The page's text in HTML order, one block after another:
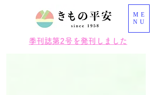
季刊誌第2号を発刊しました
ME
NU